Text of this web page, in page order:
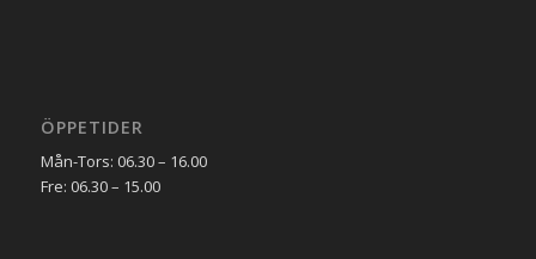
ÖPPETIDER
Mån-Tors: 06.30 – 16.00
Fre: 06.30 – 15.00